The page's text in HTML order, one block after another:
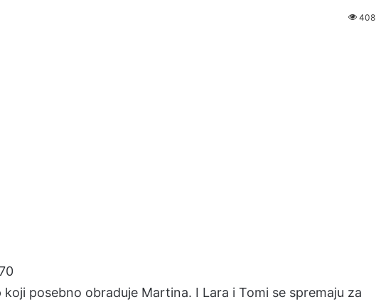
408
posebno obraduje Martina. I Lara i Tomi se spremaju za